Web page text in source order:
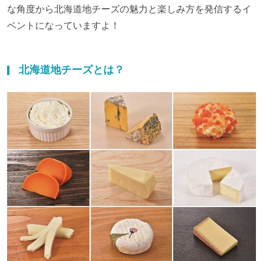
な角度から北海道地チーズの魅力と楽しみ方を発信するイ
ベントになっていますよ！
北海道地チーズとは？